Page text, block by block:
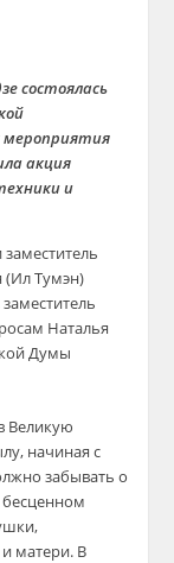
состоялась
акция
и
(Ил Тумэн)
Наталья
Думы
Великую
начиная с
забывать о
матери. В